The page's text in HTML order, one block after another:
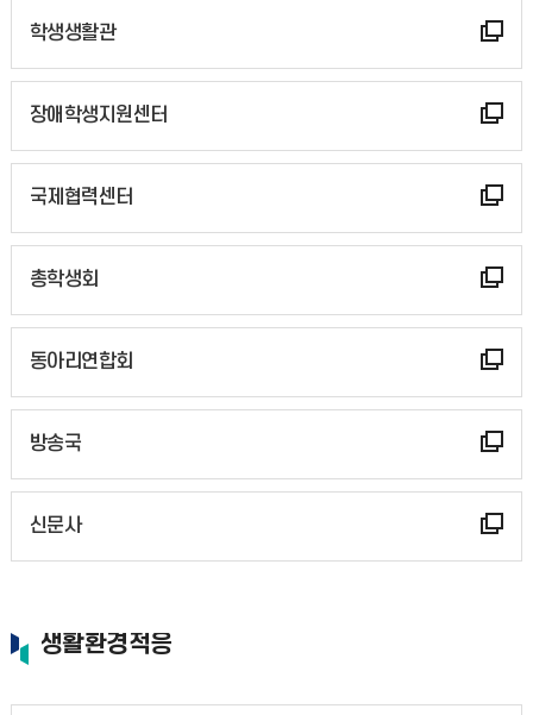
학생생활관
장애학생지원센터
국제협력센터
총학생회
동아리연합회
방송국
신문사
생활환경적응